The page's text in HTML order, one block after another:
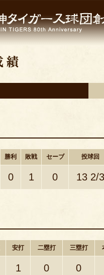
勝利 敗戦 セーブ 投球回
0 1 0 13 2/3
安打 二塁打 三塁打
1 0 0